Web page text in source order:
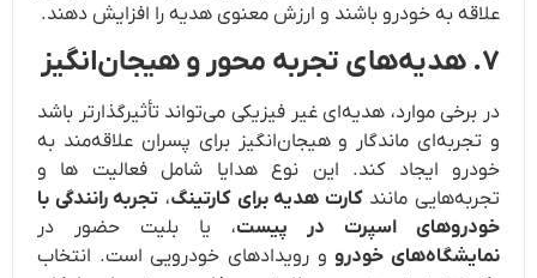
علاقه به خودرو باشند و ارزش معنوی هدیه را افزایش دهند.
۷. هدیه‌های تجربه محور و هیجان‌انگیز
در برخی موارد، هدیه‌ای غیر فیزیکی می‌تواند تأثیرگذارتر باشد
و تجربه‌ای ماندگار و هیجان‌انگیز برای پسران علاقه‌مند به
خودرو ایجاد کند. این نوع هدایا شامل فعالیت ها و
تجربه‌هایی مانندکارت هدیه برای کارتینگ، تجربه رانندگی با
خودروهای اسپرت در پیست، یا بلیت حضور در
نمایشگاه‌های خودروو رویدادهای خودرویی است. انتخاب